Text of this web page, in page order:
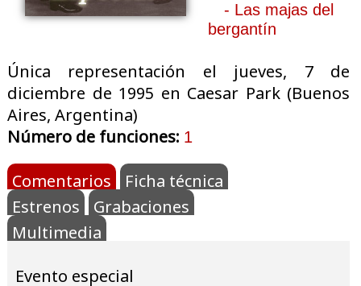
- Las majas del
bergantín
Única representación el jueves, 7 de
diciembre de 1995 en Caesar Park (Buenos
Aires, Argentina)
Número de funciones: 1
Comentarios
Ficha técnica
Estrenos
Grabaciones
Multimedia
Evento especial